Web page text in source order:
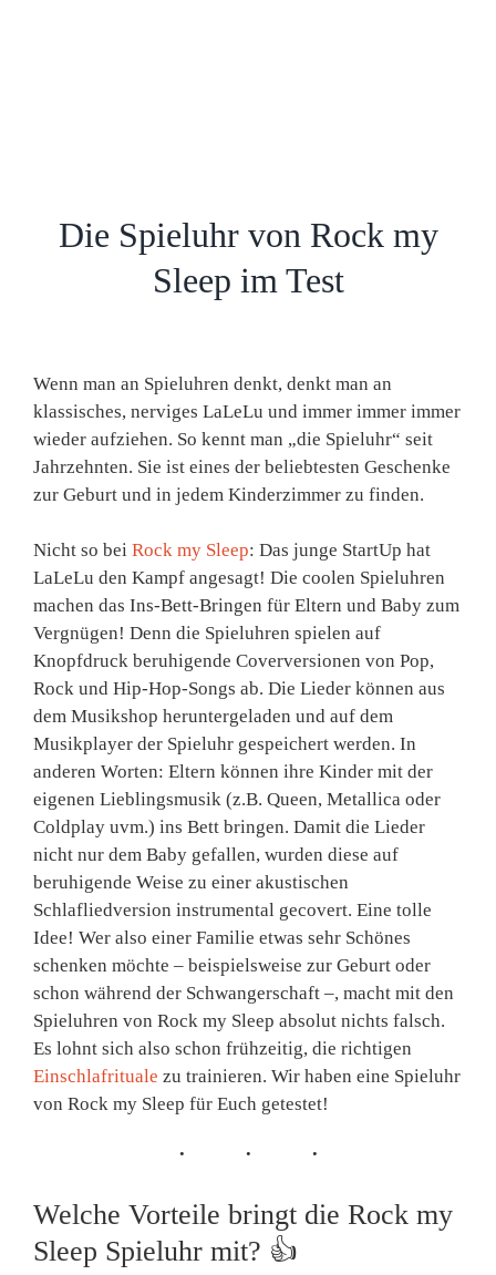
Die Spieluhr von Rock my
Sleep im Test
Wenn man an Spieluhren denkt, denkt man an
klassisches, nerviges LaLeLu und immer immer immer
wieder aufziehen. So kennt man „die Spieluhr“ seit
Jahrzehnten. Sie ist eines der beliebtesten Geschenke
zur Geburt und in jedem Kinderzimmer zu finden.
Nicht so bei Rock my Sleep: Das junge StartUp hat
LaLeLu den Kampf angesagt! Die coolen Spieluhren
machen das Ins-Bett-Bringen für Eltern und Baby zum
Vergnügen! Denn die Spieluhren spielen auf
Knopfdruck beruhigende Coverversionen von Pop,
Rock und Hip-Hop-Songs ab. Die Lieder können aus
dem Musikshop heruntergeladen und auf dem
Musikplayer der Spieluhr gespeichert werden. In
anderen Worten: Eltern können ihre Kinder mit der
eigenen Lieblingsmusik (z.B. Queen, Metallica oder
Coldplay uvm.) ins Bett bringen. Damit die Lieder
nicht nur dem Baby gefallen, wurden diese auf
beruhigende Weise zu einer akustischen
Schlafliedversion instrumental gecovert. Eine tolle
Idee! Wer also einer Familie etwas sehr Schönes
schenken möchte – beispielsweise zur Geburt oder
schon während der Schwangerschaft –, macht mit den
Spieluhren von Rock my Sleep absolut nichts falsch.
Es lohnt sich also schon frühzeitig, die richtigen
Einschlafrituale zu trainieren. Wir haben eine Spieluhr
von Rock my Sleep für Euch getestet!
Welche Vorteile bringt die Rock my
Sleep Spieluhr mit? 👍